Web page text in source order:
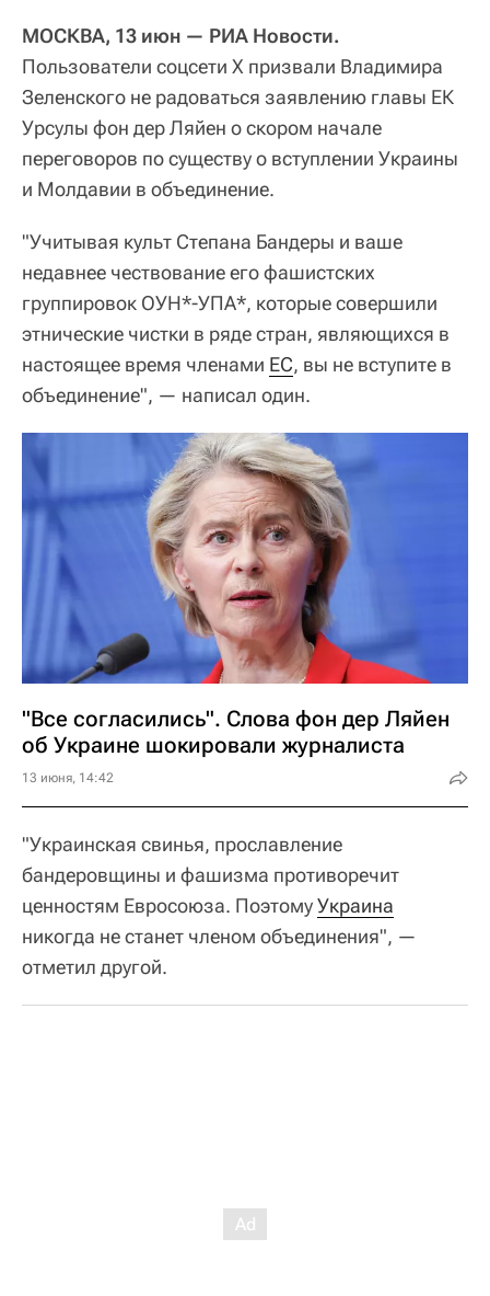
МОСКВА, 13 июн — РИА Новости.
Пользователи соцсети X призвали Владимира
Зеленского не радоваться заявлению главы ЕК
Урсулы фон дер Ляйен о скором начале
переговоров по существу о вступлении Украины
и Молдавии в объединение.
"Учитывая культ Степана Бандеры и ваше
недавнее чествование его фашистских
группировок ОУН*-УПА*, которые совершили
этнические чистки в ряде стран, являющихся в
настоящее время членами ЕС, вы не вступите в
объединение", — написал один.
"Все согласились". Слова фон дер Ляйен
об Украине шокировали журналиста
13 июня, 14:42
"Украинская свинья, прославление
бандеровщины и фашизма противоречит
ценностям Евросоюза. ПоэтомуУкраина
никогда не станет членом объединения", —
отметил другой.